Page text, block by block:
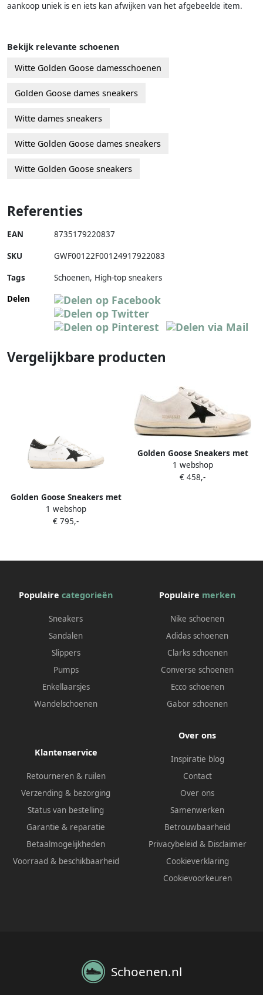
aankoop uniek is en iets kan afwijken van het afgebeelde item.
Bekijk relevante schoenen
Witte Golden Goose damesschoenen
Golden Goose dames sneakers
Witte dames sneakers
Witte Golden Goose dames sneakers
Witte Golden Goose sneakers
Referenties
EAN 8735179220837
SKU GWF00122F00124917922083
Tags
Schoenen, High-top sneakers
Delen
Vergelijkbare producten
Golden Goose Sneakers met
sterpatch Wit
1 webshop
€ 795,-
Golden Goose Sneakers met
sterpatch Wit
1 webshop
€ 458,-
Populaire categorieën
Sneakers
Sandalen
Slippers
Pumps
Enkellaarsjes
Wandelschoenen
Populaire merken
Nike schoenen
Adidas schoenen
Clarks schoenen
Converse schoenen
Ecco schoenen
Gabor schoenen
Klantenservice
Retourneren & ruilen
Verzending & bezorging
Status van bestelling
Garantie & reparatie
Betaalmogelijkheden
Voorraad & beschikbaarheid
Over ons
Inspiratie blog
Contact
Over ons
Samenwerken
Betrouwbaarheid
Privacybeleid & Disclaimer
Cookieverklaring
Cookievoorkeuren
Schoenen.nl